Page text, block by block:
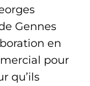
Gennes
en
pour
qu’ils